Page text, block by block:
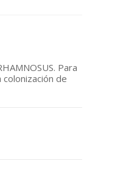
Para
de